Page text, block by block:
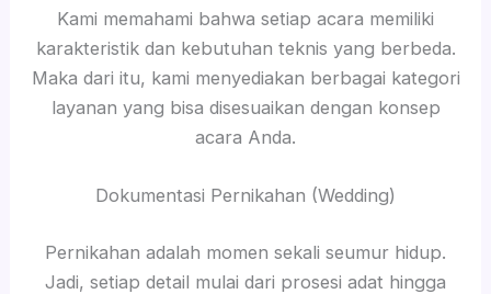
Kami memahami bahwa setiap acara memiliki
karakteristik dan kebutuhan teknis yang berbeda.
Maka dari itu, kami menyediakan berbagai kategori
layanan yang bisa disesuaikan dengan konsep
acara Anda.
Dokumentasi Pernikahan (Wedding)
Pernikahan adalah momen sekali seumur hidup.
Jadi, setiap detail mulai dari prosesi adat hingga